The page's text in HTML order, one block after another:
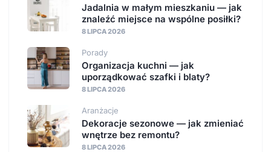
Jadalnia w małym mieszkaniu — jak
znaleźć miejsce na wspólne posiłki?
8 LIPCA 2026
Porady
Organizacja kuchni — jak
uporządkować szafki i blaty?
8 LIPCA 2026
Aranżacje
Dekoracje sezonowe — jak zmieniać
wnętrze bez remontu?
8 LIPCA 2026